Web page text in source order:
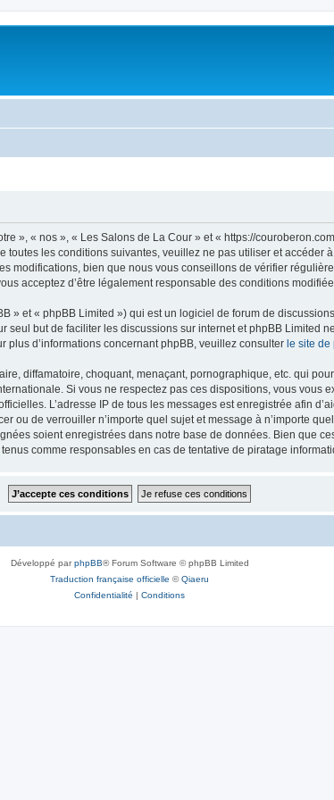
», « nos », « Les Salons de La Cour » et « https://
toutes les conditions suivantes, veuillez ne pas utiliser et accéder
modifications, bien que nous vous conseillons de vérifier
acceptez d’être légalement responsable des conditions
» et « phpBB Limited ») qui est un logiciel de forum de
seul but de faciliter les discussions sur internet et phpBB Limited
plus d’informations concernant phpBB, veuillez consulter le site
diffamatoire, choquant, menaçant, pornographique, etc. qui
Si vous ne respectez pas ces dispositions, vous vous
L’adresse IP de tous les messages est enregistrée afin
ou de verrouiller n’importe quel sujet et message à n’importe
soient enregistrées dans notre base de données. Bien que
comme responsables en cas de tentative de piratage
Développé parphpBB® Forum Software © phpBB Limited
Traduction française officielle ©Qiaeru
Confidentialité | Conditions